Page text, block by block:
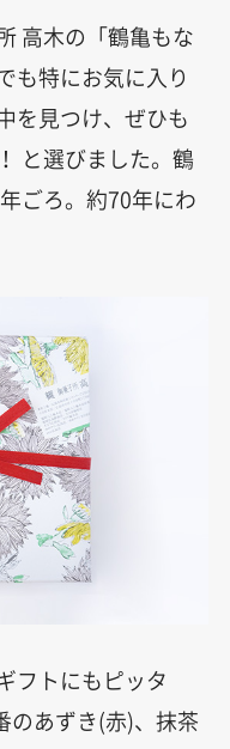
高木の「鶴亀もな
も特にお気に入り
を見つけ、ぜひも
と選びました。鶴
ごろ。約70年にわ
フトにもピッタ
のあずき(赤)、抹茶